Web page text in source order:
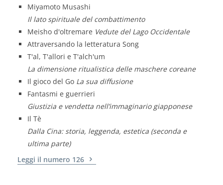
Miyamoto Musashi
Il lato spirituale del combattimento
Meisho d'oltremare Vedute del Lago Occidentale
Attraversando la letteratura Song
T'al, T'allori e T'alch'um
La dimensione ritualistica delle maschere coreane
Il gioco del Go La sua diffusione
Fantasmi e guerrieri
Giustizia e vendetta nell’immaginario giapponese
Il Tè
Dalla Cina: storia, leggenda, estetica (seconda e
ultima parte)
Leggi il numero 126